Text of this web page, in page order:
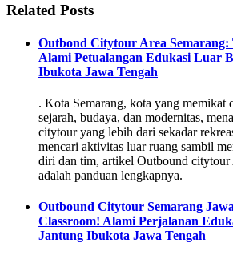
Related Posts
Outbond Citytour Area Semarang:
Alami Petualangan Edukasi Luar
Ibukota Jawa Tengah
. Kota Semarang, kota yang memikat
sejarah, budaya, dan modernitas,
citytour yang lebih dari sekadar
mencari aktivitas luar ruang sambil
diri dan tim, artikel Outbound citytour
adalah panduan lengkapnya.
Outbound Citytour Semarang
Classroom! Alami Perjalanan
Jantung Ibukota Jawa Tengah